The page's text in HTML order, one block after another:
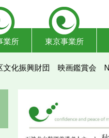
業所 東京事業所
文化振興財団 映画鑑賞会